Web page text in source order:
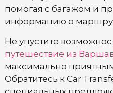
помогая с багажом и
информацию о
Не упустите
путешествие из
максимально
Обратитесь к Car
специальных